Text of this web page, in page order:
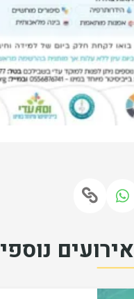
אירועים